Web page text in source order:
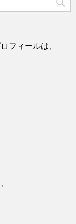
フィールは、